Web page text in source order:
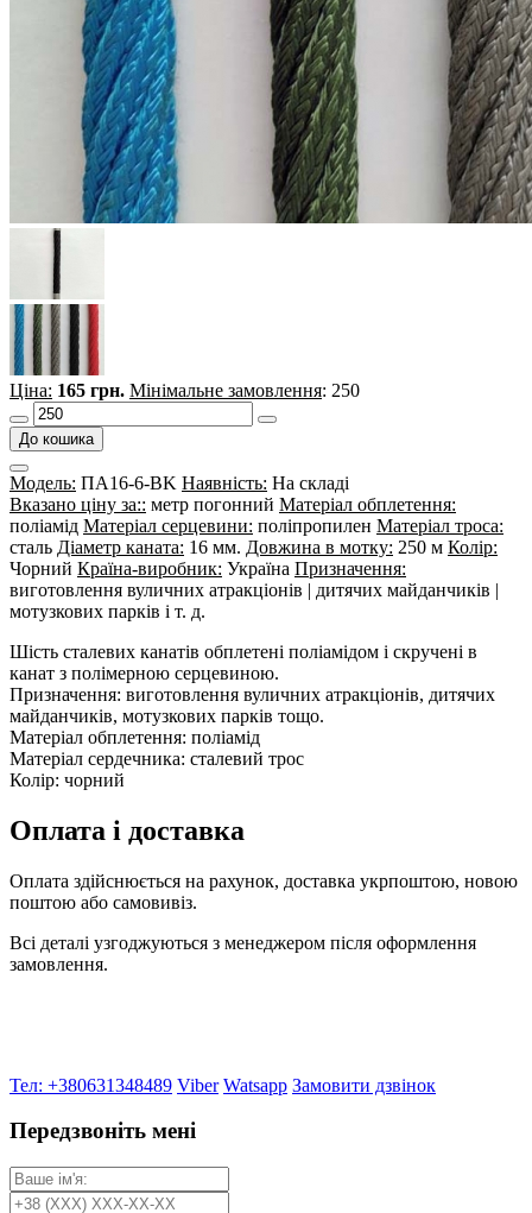
Ціна: 165 грн. Мінімальне замовлення: 250
До кошика
Модель: ПА16-6-BK Наявність: На складі
Вказано ціну за:: метр погонний Матеріал обплетення:
поліамід Матеріал серцевини: поліпропилен Матеріал троса:
сталь Діаметр каната: 16 мм. Довжина в мотку: 250 м Колір:
Чорний Країна-виробник: Україна Призначення:
виготовлення вуличних атракціонів | дитячих майданчиків |
мотузкових парків і т. д.
Шість сталевих канатів обплетені поліамідом і скручені в
канат з полімерною серцевиною.
Призначення: виготовлення вуличних атракціонів, дитячих
майданчиків, мотузкових парків тощо.
Матеріал обплетення: поліамід
Матеріал сердечника: сталевий трос
Колір: чорний
Оплата і доставка
Оплата здійснюється на рахунок, доставка укрпоштою, новою
поштою або самовивіз.
Всі деталі узгоджуються з менеджером після оформлення
замовлення.
Тел: +380631348489 Viber Watsapp Замовити дзвінок
Передзвоніть мені